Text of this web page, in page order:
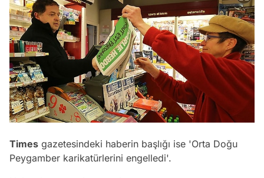
Times gazetesindeki haberin başlığı ise 'Orta Doğu
Peygamber karikatürlerini engelledi'.